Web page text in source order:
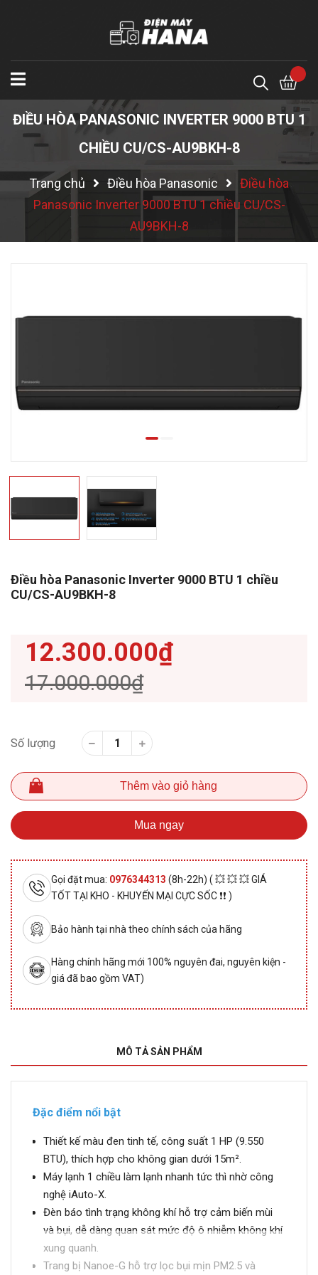
ĐIỀU HÒA PANASONIC INVERTER 9000 BTU 1
CHIỀU CU/CS-AU9BKH-8
Trang chủ Điều hòa Panasonic
Điều hòa
Panasonic Inverter 9000 BTU 1 chiều CU/CS-
AU9BKH-8
Điều hòa Panasonic Inverter 9000 BTU 1 chiều
CU/CS-AU9BKH-8
12.300.000₫
17.000.000₫
Số lượng
Thêm vào giỏ hàng
Mua ngay
Gọi đặt mua: 0976344313 (8h-22h) ( 💥 💥 💥 GIÁ
TỐT TẠI KHO - KHUYẾN MẠI CỰC SỐC ❗❗ )
Bảo hành tại nhà theo chính sách của hãng
Hàng chính hãng mới 100% nguyên đai, nguyên kiện -
giá đã bao gồm VAT)
MÔ TẢ SẢN PHẨM
Đặc điểm nổi bật
Thiết kế màu đen tinh tế, công suất 1 HP (9.550
BTU), thích hợp cho không gian dưới 15m².
Máy lạnh 1 chiều làm lạnh nhanh tức thì nhờ công
nghệ iAuto-X.
Đèn báo tình trạng không khí hỗ trợ cảm biến mùi
và bụi, dễ dàng quan sát mức độ ô nhiễm không khí
xung quanh.
Trang bị Nanoe-G hỗ trợ lọc bụi mịn PM2.5 và